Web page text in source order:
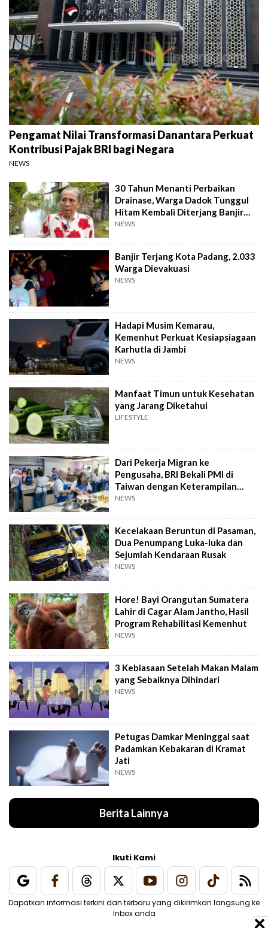
Pengamat Nilai Transformasi Danantara Perkuat
Kontribusi Pajak BRI bagi Negara
NEWS
30 Tahun Menanti Perbaikan
Drainase, Warga Dadok Tunggul
Hitam Kembali Diterjang Banjir
Parah
NEWS
Banjir Terjang Kota Padang, 2.033
Warga Dievakuasi
NEWS
Hadapi Musim Kemarau,
Kemenhut Perkuat Kesiapsiagaan
Karhutla di Jambi
NEWS
Manfaat Timun untuk Kesehatan
yang Jarang Diketahui
LIFESTYLE
Dari Pekerja Migran ke
Pengusaha, BRI Bekali PMI di
Taiwan dengan Keterampilan
Bisnis
NEWS
Kecelakaan Beruntun di Pasaman,
Dua Penumpang Luka-luka dan
Sejumlah Kendaraan Rusak
NEWS
Hore! Bayi Orangutan Sumatera
Lahir di Cagar Alam Jantho, Hasil
Program Rehabilitasi Kemenhut
NEWS
3 Kebiasaan Setelah Makan Malam
yang Sebaiknya Dihindari
NEWS
Petugas Damkar Meninggal saat
Padamkan Kebakaran di Kramat
Jati
NEWS
Berita Lainnya
Ikuti Kami
Dapatkan informasi terkini dan terbaru yang dikirimkan langsung ke
Inbox anda